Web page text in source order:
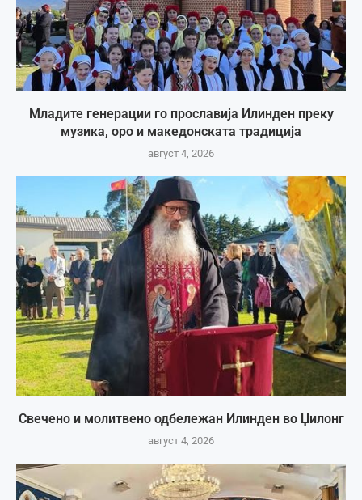
Младите генерации го прославија Илинден преку
музика, оро и македонската традиција
август 4, 2026
Свечено и молитвено одбележан Илинден во Џилонг
август 4, 2026